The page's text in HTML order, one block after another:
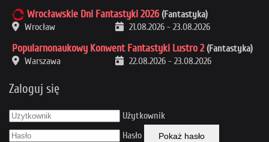
Wrocławskie Dni Fantastyki 2026 (Fantastyka)
Wrocław
21.08.2026 - 23.08.2026
Popularnonaukowy Konwent Fantastyki Lustro 2 (Fantastyka)
Warszawa
22.08.2026 - 23.08.2026
Zaloguj się
Użytkownik
Hasło
Pokaż hasło